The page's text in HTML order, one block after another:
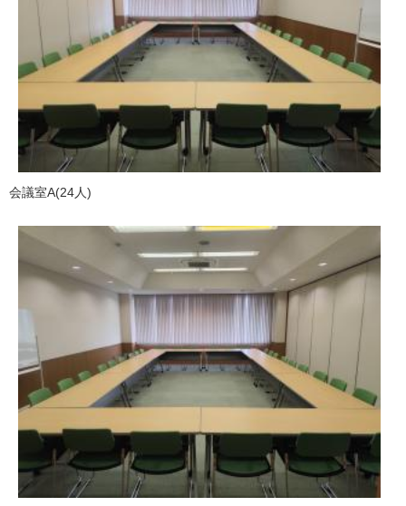
会議室A(24人)